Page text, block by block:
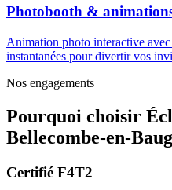
Photobooth &
Animation photo interactive avec
instantanées pour divertir vos
Nos engagements
Pourquoi choisir
Bellecombe-en-
Certifié F4T2